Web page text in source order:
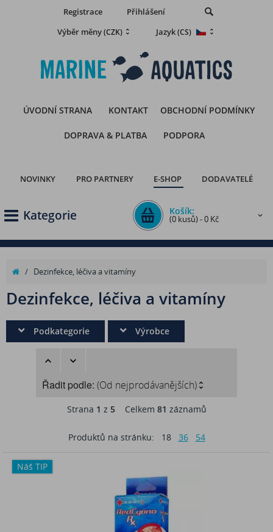
Registrace
Přihlášení
Výběr měny(CZK) Jazyk(CS)
ÚVODNÍ STRANA KONTAKT OBCHODNÍ PODMÍNKY
DOPRAVA & PLATBA PODPORA
NOVINKY PRO PARTNERY E-SHOP DODAVATELÉ
Kategorie Košík:
(0 kusů) - 0 Kč
/ Dezinfekce, léčiva a vitamíny
Dezinfekce, léčiva a vitamíny
Podkategorie Výrobce
Řadit podle: (Od nejprodávanějších)
Strana 1 z 5Celkem 81 záznamů
Produktů na stránku: 18 36 54
Náš TIP